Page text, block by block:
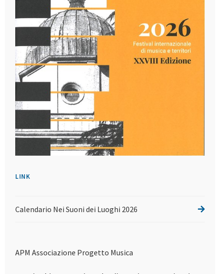
LINK
Calendario Nei Suoni dei Luoghi 2026
APM Associazione Progetto Musica